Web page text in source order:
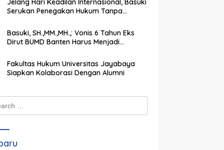
Jelang Hari Keadilan Internasional, Basuki
Serukan Penegakan Hukum Tanpa
Basuki, SH.,MM.,MH.,: Vonis 6 Tahun Eks
Dirut BUMD Banten Harus Menjadi
Fakultas Hukum Universitas Jayabaya
Siapkan Kolaborasi Dengan Alumni